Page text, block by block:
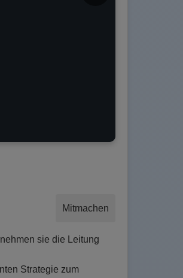
Mitmachen
sie die Leitung
Strategie zum